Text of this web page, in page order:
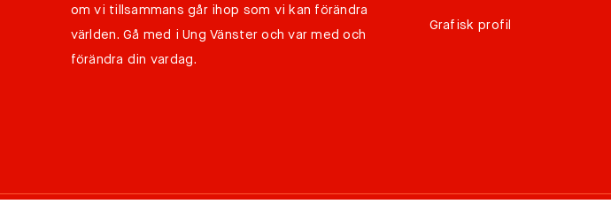
om vi tillsammans går ihop som vi kan förändra
världen. Gå med i Ung Vänster och var med och
förändra din vardag.
Grafisk profil